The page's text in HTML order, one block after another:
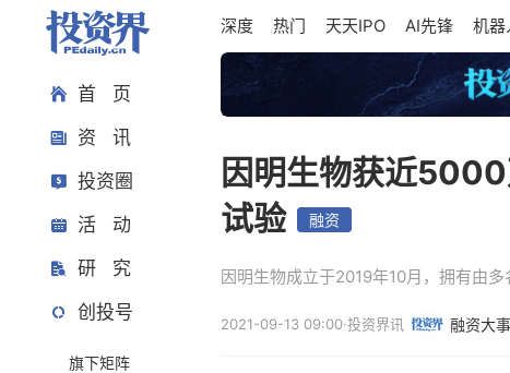
首 页
资 讯
投资圈
活 动
研 究
创投号
旗下矩阵
深度 热门 天天IPO AI先锋 机器
因明生物获近
试验
融资
因明生物成立于2019年10月，拥有由
2021-09-13 09:00·投资界讯 融资大